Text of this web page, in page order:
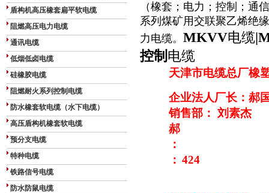
盾构机高压橡套扁平软电缆
阻燃高压电力电缆
通讯电缆
低烟低卤电缆
硅橡胶电缆
阻燃耐火系列控制电缆
防水橡套软电缆（水下电缆）
高压盾构机橡套软电缆
预分支电缆
特种电缆
铁路信号电缆
防水防鼠电缆
（橡套；电力；控制；通
系列煤矿用交联聚乙烯绝
力电缆。 MKVV电缆
控制 电缆
天津市电缆总厂橡
企业法人厂长：郝
销售部： 刘素杰
郝
：
： 424